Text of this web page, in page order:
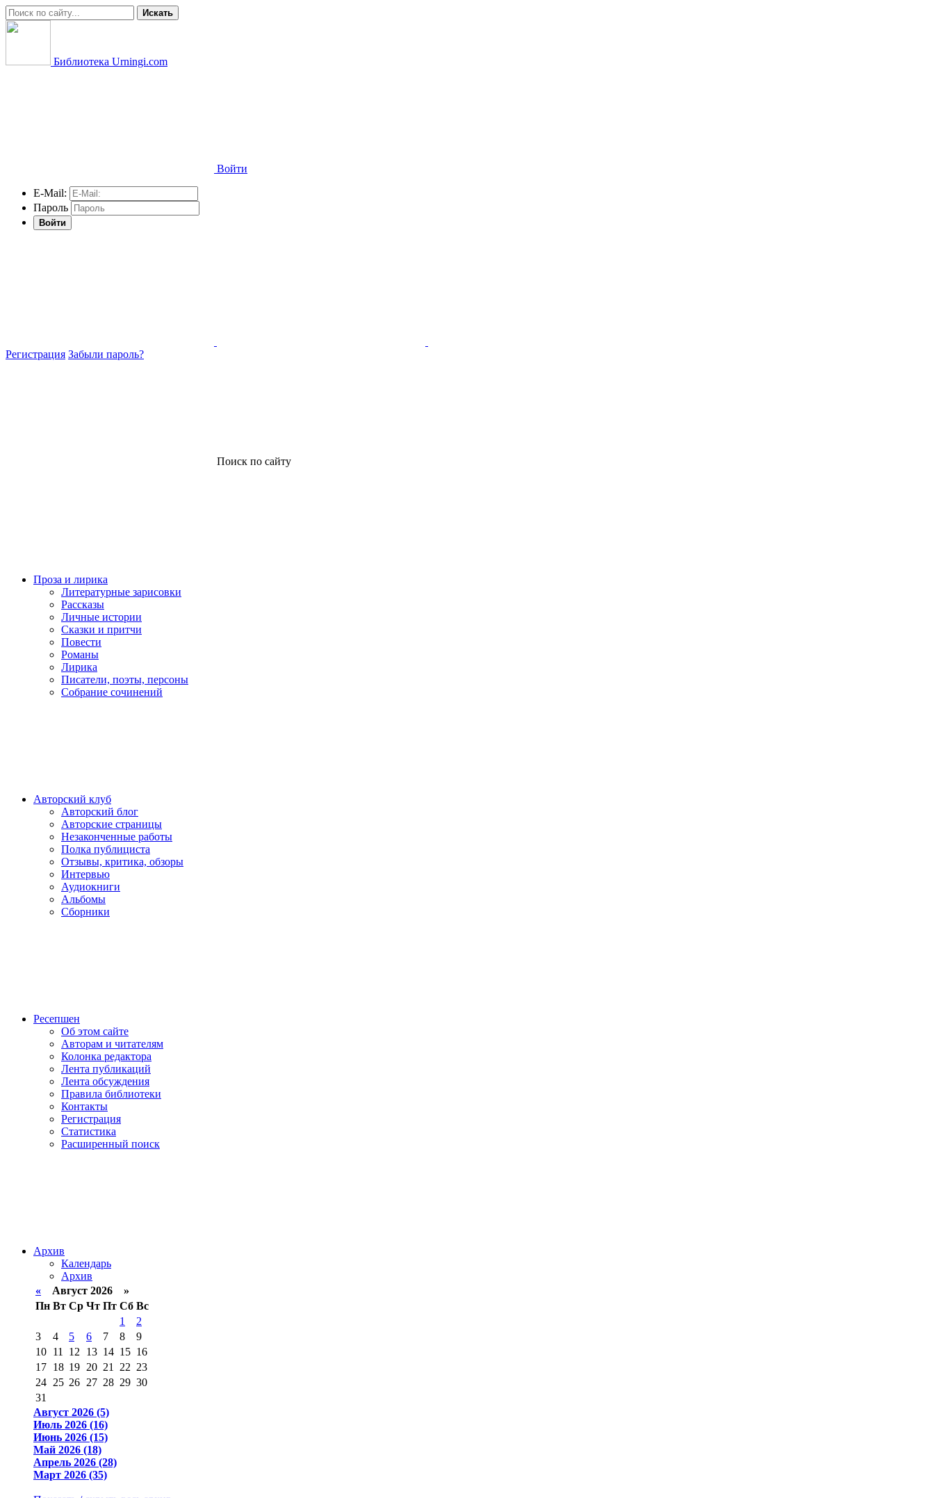
Искать
Библиотека Urningi.com
Войти
E-Mail:
Пароль
Войти
Регистрация Забыли пароль?
Поиск по сайту
Проза и лирика
Литературные зарисовки
Рассказы
Личные истории
Сказки и притчи
Повести
Романы
Лирика
Писатели, поэты, персоны
Собрание сочинений
Авторский клуб
Авторский блог
Авторские страницы
Незаконченные работы
Полка публициста
Отзывы, критика, обзоры
Интервью
Аудиокниги
Альбомы
Сборники
Ресепшен
Об этом сайте
Авторам и читателям
Колонка редактора
Лента публикаций
Лента обсуждения
Правила библиотеки
Контакты
Регистрация
Статистика
Расширенный поиск
Архив
Календарь
Архив
« Август 2026 »
Пн Вт Ср Чт Пт Сб Вс
1
2
3
4 5 6 7 8
9
10 11 12 13 14 15 16
17 18 19 20 21 22 23
24 25 26 27 28 29 30
31
Август 2026 (5)
Июль 2026 (16)
Июнь 2026 (15)
Май 2026 (18)
Апрель 2026 (28)
Март 2026 (35)